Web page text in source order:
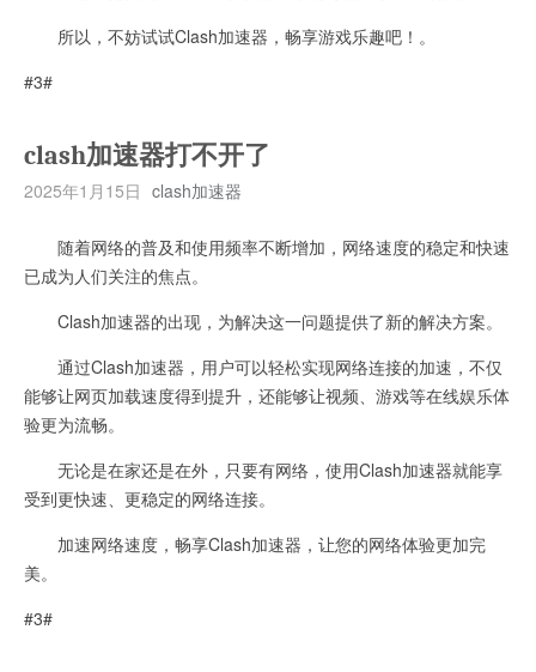
所以，不妨试试Clash加速器，畅享游戏乐趣吧！。
#3#
clash加速器打不开了
2025年1月15日 clash加速器
随着网络的普及和使用频率不断增加，网络速度的稳定和快速
已成为人们关注的焦点。
Clash加速器的出现，为解决这一问题提供了新的解决方案。
通过Clash加速器，用户可以轻松实现网络连接的加速，不仅
能够让网页加载速度得到提升，还能够让视频、游戏等在线娱乐体
验更为流畅。
无论是在家还是在外，只要有网络，使用Clash加速器就能享
受到更快速、更稳定的网络连接。
加速网络速度，畅享Clash加速器，让您的网络体验更加完
美。
#3#